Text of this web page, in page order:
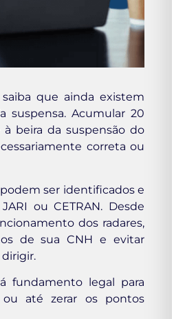
que ainda existem
suspensa. Acumular 20
beira da suspensão do
correta ou
ser identificados e
ou CETRAN. Desde
dos radares,
de sua CNH e evitar
dirigir.
fundamento legal para
até zerar os pontos